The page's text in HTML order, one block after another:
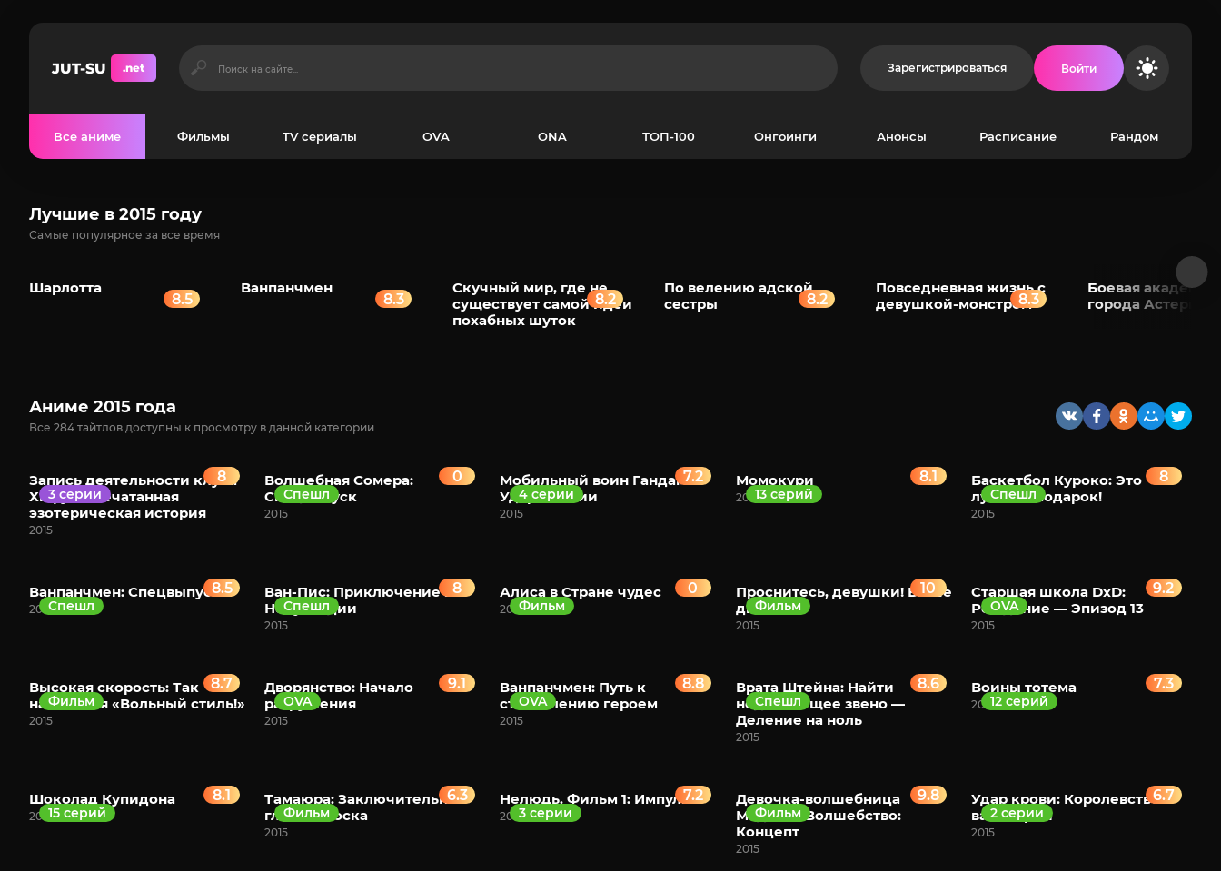
JUT-SU .net Зарегистрироваться Войти
Все аниме Фильмы TV сериалы OVA ONA ТОП-100 Онгоинги Анонсы Расписание Рандом
Лучшие в 2015 году
Самые популярное за все время
Шарлотта
8.5
Ванпанчмен
8.3
Скучный мир, где не
существует самой идеи
похабных шуток
8.2
По велению адской
сестры
8.2
Повседневная жизнь с
девушкой-монстром
8.3
Боевая академия
города Астериск
Аниме 2015 года
Все 284 тайтлов доступны к просмотру в данной категории
Запись деятельности клуба
Хифу: Запечатанная
эзотерическая история
2015
8
3 серии
Волшебная Сомера:
Спецвыпуск
2015
0
Спешл
Мобильный воин Гандам:
Удар молнии
2015
7.2
4 серии
Момокури
2015
8.1
13 серий
Баскетбол Куроко: Это
лучший подарок!
2015
8
Спешл
Ванпанчмен: Спецвыпуски
2015
8.5
Спешл
Ван-Пис: Приключение в
Небуландии
2015
8
Спешл
Алиса в Стране чудес
2015
0
Фильм
Проснитесь, девушки! Выше
дна
2015
10
Фильм
Старшая школа DxD:
Рождение — Эпизод 13
2015
9.2
OVA
Высокая скорость: Так
начинался «Вольный стиль!»
2015
8.7
Фильм
Дворянство: Начало
разрушения
2015
9.1
OVA
Ванпанчмен: Путь к
становлению героем
2015
8.8
OVA
Врата Штейна: Найти
недостающее звено —
Деление на ноль
2015
8.6
Спешл
Воины тотема
2015
7.3
12 серий
Шоколад Купидона
2015
8.1
15 серий
Тамаюра: Заключительная
глава — Тоска
2015
6.3
Фильм
Нелюдь. Фильм 1: Импульс
2015
7.2
3 серии
Девочка-волшебница
Мадока★Волшебство:
Концепт
2015
9.8
Фильм
Удар крови: Королевство
валькирии
2015
6.7
2 серии